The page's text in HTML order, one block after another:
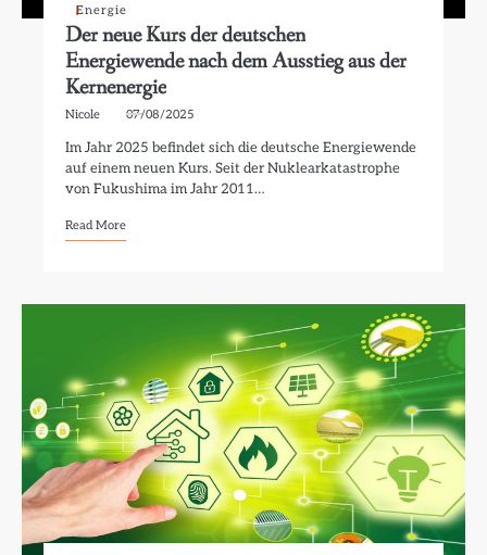
Energie
Der neue Kurs der deutschen
Energiewende nach dem Ausstieg aus der
Kernenergie
Nicole 07/08/2025
Im Jahr 2025 befindet sich die deutsche Energiewende
auf einem neuen Kurs. Seit der Nuklearkatastrophe
von Fukushima im Jahr 2011…
Read More